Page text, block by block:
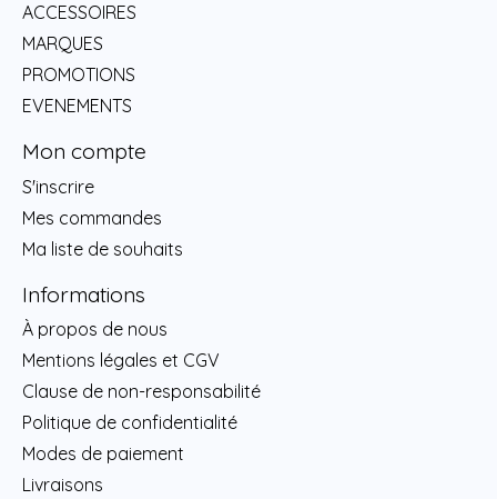
ACCESSOIRES
MARQUES
PROMOTIONS
EVENEMENTS
Mon compte
S'inscrire
Mes commandes
Ma liste de souhaits
Informations
À propos de nous
Mentions légales et CGV
Clause de non-responsabilité
Politique de confidentialité
Modes de paiement
Livraisons